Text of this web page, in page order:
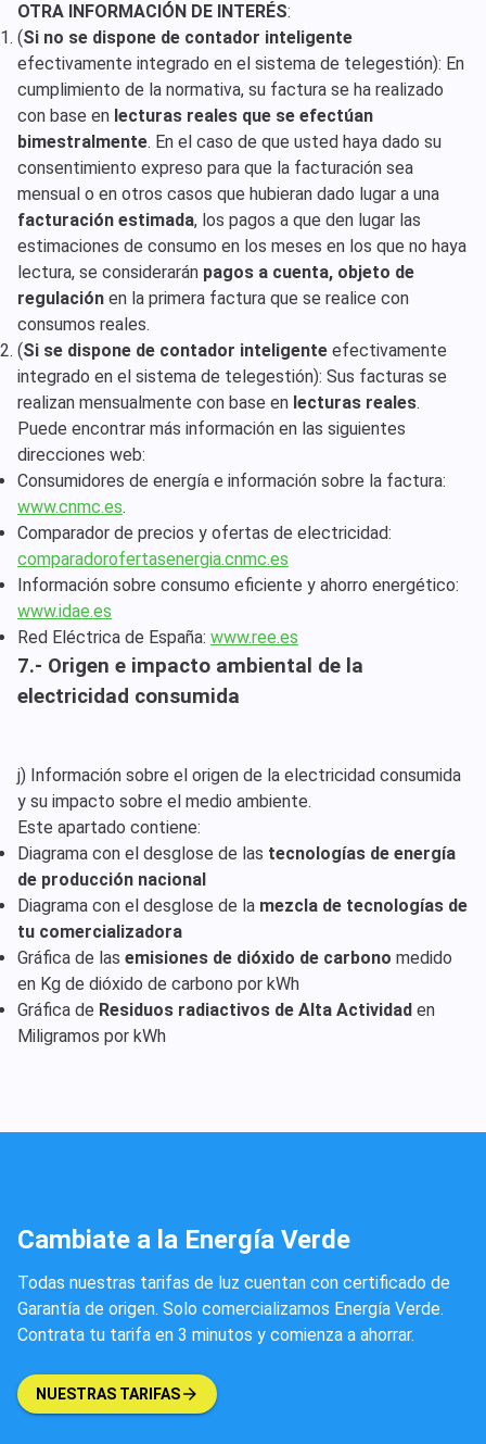
OTRA INFORMACIÓN DE INTERÉS:
(Si no se dispone de contador inteligente
efectivamente integrado en el sistema de telegestión): En
cumplimiento de la normativa, su factura se ha realizado
con base en lecturas reales que se efectúan
bimestralmente. En el caso de que usted haya dado su
consentimiento expreso para que la facturación sea
mensual o en otros casos que hubieran dado lugar a una
facturación estimada, los pagos a que den lugar las
estimaciones de consumo en los meses en los que no haya
lectura, se considerarán pagos a cuenta, objeto de
regulación en la primera factura que se realice con
consumos reales.
(Si se dispone de contador inteligente efectivamente
integrado en el sistema de telegestión): Sus facturas se
realizan mensualmente con base en lecturas reales.
Puede encontrar más información en las siguientes
direcciones web:
Consumidores de energía e información sobre la factura:
www.cnmc.es.
Comparador de precios y ofertas de electricidad:
comparadorofertasenergia.cnmc.es
Información sobre consumo eficiente y ahorro energético:
www.idae.es
Red Eléctrica de España: www.ree.es
7.- Origen e impacto ambiental de la
electricidad consumida
j) Información sobre el origen de la electricidad consumida
y su impacto sobre el medio ambiente.
Este apartado contiene:
Diagrama con el desglose de las tecnologías de energía
de producción nacional
Diagrama con el desglose de la mezcla de tecnologías de
tu comercializadora
Gráfica de las emisiones de dióxido de carbono medido
en Kg de dióxido de carbono por kWh
Gráfica de Residuos radiactivos de Alta Actividad en
Miligramos por kWh
Cambiate a la Energía Verde
Todas nuestras tarifas de luz cuentan con certificado de
Garantía de origen. Solo comercializamos Energía Verde.
Contrata tu tarifa en 3 minutos y comienza a ahorrar.
NUESTRAS TARIFAS